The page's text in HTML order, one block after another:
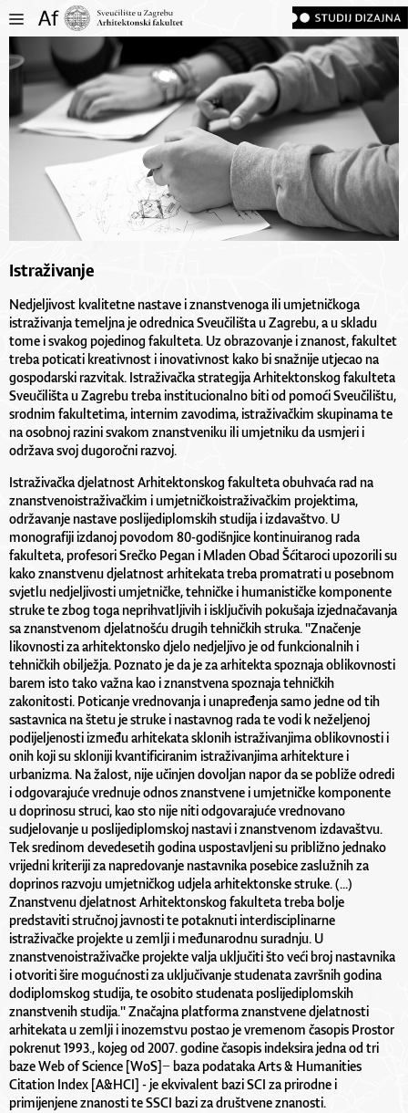
Istraživanje
Nedjeljivost kvalitetne nastave i znanstvenoga ili umjetničkoga
istraživanja temeljna je odrednica Sveučilišta u Zagrebu, a u skladu
tome i svakog pojedinog fakulteta. Uz obrazovanje i znanost, fakultet
treba poticati kreativnost i inovativnost kako bi snažnije utjecao na
gospodarski razvitak. Istraživačka strategija Arhitektonskog fakulteta
Sveučilišta u Zagrebu treba institucionalno biti od pomoći Sveučilištu,
srodnim fakultetima, internim zavodima, istraživačkim skupinama te
na osobnoj razini svakom znanstveniku ili umjetniku da usmjeri i
održava svoj dugoročni razvoj.
Istraživačka djelatnost Arhitektonskog fakulteta obuhvaća rad na
znanstvenoistraživačkim i umjetničkoistraživačkim projektima,
održavanje nastave poslijediplomskih studija i izdavaštvo. U
monografiji izdanoj povodom 80-godišnjice kontinuiranog rada
fakulteta, profesori Srečko Pegan i Mladen Obad Šćitaroci upozorili su
kako znanstvenu djelatnost arhitekata treba promatrati u posebnom
svjetlu nedjeljivosti umjetničke, tehničke i humanističke komponente
struke te zbog toga neprihvatljivih i isključivih pokušaja izjednačavanja
sa znanstvenom djelatnošću drugih tehničkih struka. "Značenje
likovnosti za arhitektonsko djelo nedjeljivo je od funkcionalnih i
tehničkih obilježja. Poznato je da je za arhitekta spoznaja oblikovnosti
barem isto tako važna kao i znanstvena spoznaja tehničkih
zakonitosti. Poticanje vrednovanja i unapređenja samo jedne od tih
sastavnica na štetu je struke i nastavnog rada te vodi k neželjenoj
podijeljenosti između arhitekata sklonih istraživanjima oblikovnosti i
onih koji su skloniji kvantificiranim istraživanjima arhitekture i
urbanizma. Na žalost, nije učinjen dovoljan napor da se pobliže odredi
i odgovarajuće vrednuje odnos znanstvene i umjetničke komponente
u doprinosu struci, kao sto nije niti odgovarajuće vrednovano
sudjelovanje u poslijediplomskoj nastavi i znanstvenom izdavaštvu.
Tek sredinom devedesetih godina uspostavljeni su približno jednako
vrijedni kriteriji za napredovanje nastavnika posebice zaslužnih za
doprinos razvoju umjetničkog udjela arhitektonske struke. (...)
Znanstvenu djelatnost Arhitektonskog fakulteta treba bolje
predstaviti stručnoj javnosti te potaknuti interdisciplinarne
istraživačke projekte u zemlji i međunarodnu suradnju. U
znanstvenoistraživačke projekte valja uključiti što veći broj nastavnika
i otvoriti šire mogućnosti za uključivanje studenata završnih godina
dodiplomskog studija, te osobito studenata poslijediplomskih
znanstvenih studija." Značajna platforma znanstvene djelatnosti
arhitekata u zemlji i inozemstvu postao je vremenom časopis Prostor
pokrenut 1993., kojeg od 2007. godine časopis indeksira jedna od tri
baze Web of Science [WoS]− baza podataka Arts & Humanities
Citation Index [A&HCI] - je ekvivalent bazi SCI za prirodne i
primijenjene znanosti te SSCI bazi za društvene znanosti.